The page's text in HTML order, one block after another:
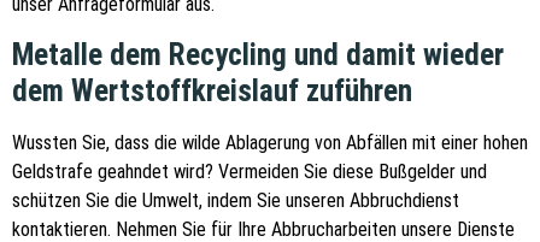
Metalle dem Recycling und damit wieder
dem Wertstoffkreislauf zuführen
Wussten Sie, dass die wilde Ablagerung von Abfällen mit einer hohen
Geldstrafe geahndet wird? Vermeiden Sie diese Bußgelder und
schützen Sie die Umwelt, indem Sie unseren Abbruchdienst
kontaktieren. Nehmen Sie für Ihre Abbrucharbeiten unsere Dienste